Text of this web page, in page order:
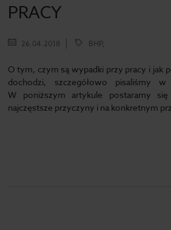
PRACY
26.04.2018 BHP,
O tym, czym są wypadki przy pracy i jak
dochodzi, szczegółowo pisaliśmy
W poniższym artykule postaramy
najczęstsze przyczyny i na konkretnym